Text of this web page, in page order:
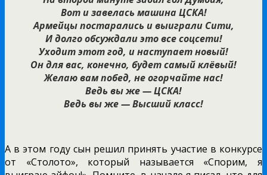
Вот и завелась машина ЦСКА!
Армейцы постарались и выиграли Сити,
И долго обсуждали это все соцсети!
Уходит этот год, и наступает новый!
Он для вас, конечно, будет самый клёвый!
Желаю вам побед, не огорчайте нас!
Ведь вы же — ЦСКА!
Ведь вы же — Высший класс!
А в этом году сын решил принять участие в конкурсе
от «Столото», который называется «Спорим, я